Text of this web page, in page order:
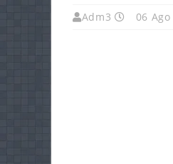
Adm3 06